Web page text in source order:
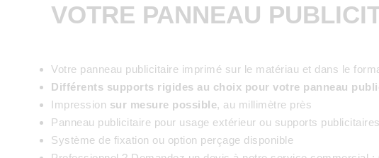
VOTRE PANNEAU
Votre panneau publicitaire imprimé sur le matériau et dans le
Différents supports rigides au choix pour votre panneau
Impression sur mesure possible, au millimètre près
Panneau publicitaire pour usage extérieur ou supports
Système de fixation ou option perçage disponible